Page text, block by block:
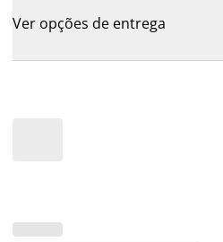
Ver opções de entrega